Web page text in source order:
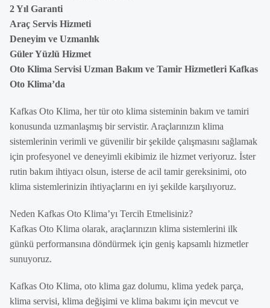
2 Yıl Garanti
Araç Servis Hizmeti
Deneyim ve Uzmanlık
Güler Yüzlü Hizmet
Oto Klima Servisi Uzman Bakım ve Tamir Hizmetleri Kafkas
Oto Klima’da
Kafkas Oto Klima, her tür oto klima sisteminin bakım ve tamiri
konusunda uzmanlaşmış bir servistir. Araçlarınızın klima
sistemlerinin verimli ve güvenilir bir şekilde çalışmasını sağlamak
için profesyonel ve deneyimli ekibimiz ile hizmet veriyoruz. İster
rutin bakım ihtiyacı olsun, isterse de acil tamir gereksinimi, oto
klima sistemlerinizin ihtiyaçlarını en iyi şekilde karşılıyoruz.
Neden Kafkas Oto Klima’yı Tercih Etmelisiniz?
Kafkas Oto Klima olarak, araçlarınızın klima sistemlerini ilk
günkü performansına döndürmek için geniş kapsamlı hizmetler
sunuyoruz.
Kafkas Oto Klima, oto klima gaz dolumu, klima yedek parça,
klima servisi, klima değişimi ve klima bakımı için mevcut ve